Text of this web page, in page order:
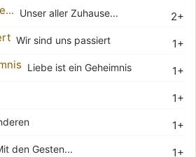
2+
Unser aller Zuhause...
1+
Wir sind uns passiert
1+
Liebe ist ein Geheimnis
1+
1+
1+
den Gesten...